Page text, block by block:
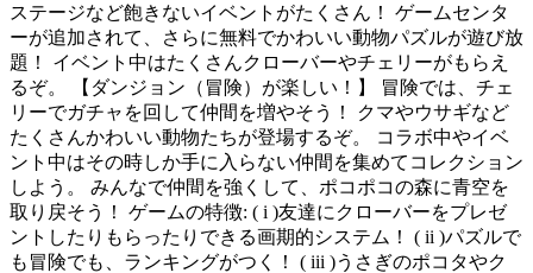
ステージなど飽きないイベントがたくさん！ ゲームセンタ
ーが追加されて、さらに無料でかわいい動物パズルが遊び放
題！ イベント中はたくさんクローバーやチェリーがもらえ
るぞ。 【ダンジョン（冒険）が楽しい！】 冒険では、チェ
リーでガチャを回して仲間を増やそう！ クマやウサギなど
たくさんかわいい動物たちが登場するぞ。 コラボ中やイベ
ント中はその時しか手に入らない仲間を集めてコレクション
しよう。 みんなで仲間を強くして、ポコポコの森に青空を
取り戻そう！ ゲームの特徴: ( i )友達にクローバーをプレゼ
ントしたりもらったりできる画期的システム！ ( ii )パズルで
も冒険でも、ランキングがつく！ ( iii )うさぎのポコタやク